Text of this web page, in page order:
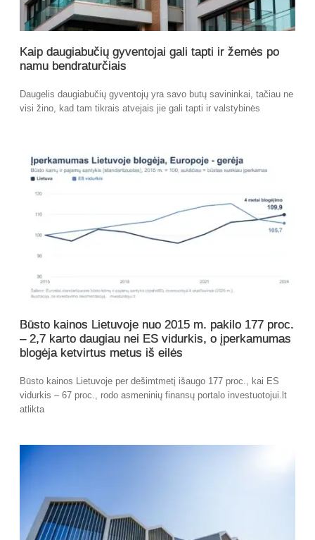
Kaip daugiabučių gyventojai gali tapti ir žemės po
namu bendraturčiais
Daugelis daugiabučių gyventojų yra savo butų savininkai, tačiau ne
visi žino, kad tam tikrais atvejais jie gali tapti ir valstybinės
Būsto kainos Lietuvoje nuo 2015 m. pakilo 177 proc.
– 2,7 karto daugiau nei ES vidurkis, o įperkamumas
blogėja ketvirtus metus iš eilės
Būsto kainos Lietuvoje per dešimtmetį išaugo 177 proc., kai ES
vidurkis – 67 proc., rodo asmeninių finansų portalo investuotojui.lt
atlikta